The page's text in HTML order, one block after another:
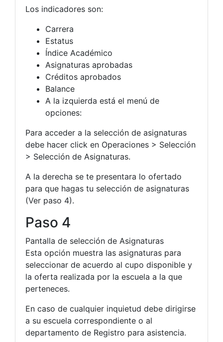
Los indicadores son:
Carrera
Estatus
Índice Académico
Asignaturas aprobadas
Créditos aprobados
Balance
A la izquierda está el menú de
opciones:
Para acceder a la selección de asignaturas
debe hacer click en Operaciones > Selección
> Selección de Asignaturas.
A la derecha se te presentara lo ofertado
para que hagas tu selección de asignaturas
(Ver paso 4).
Paso 4
Pantalla de selección de Asignaturas
Esta opción muestra las asignaturas para
seleccionar de acuerdo al cupo disponible y
la oferta realizada por la escuela a la que
perteneces.
En caso de cualquier inquietud debe dirigirse
a su escuela correspondiente o al
departamento de Registro para asistencia.